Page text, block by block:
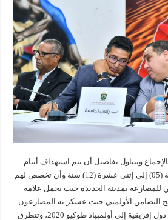
وتتناول تفاصيل أن يتم استهداف أيتام
تتراوح أعمارهم ما بين خمسة (05) إلى إثني عشرة (12) سنة وأن تخصص لهم
للمصارعة بمدينة الجديدة حيث يحمل علامة
التضامن الأولمبي حيث عسكر به المصارعون
الأفارقة وأثمر تأهل أربع (04) دول إفريقية إلى أولمبياد طوكيو 2020، وتتطرق